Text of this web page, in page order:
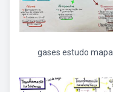
gases estudo mapa